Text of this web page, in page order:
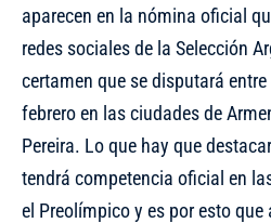
aparecen en la nómina oficial
redes sociales de la Selección
certamen que se disputará
febrero en las ciudades de
Pereira. Lo que hay que
tendrá competencia oficial en
el Preolímpico y es por esto que